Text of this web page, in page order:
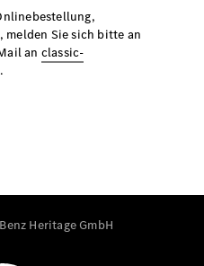
melden Sie sich bitte an
an classic-
.
Heritage GmbH